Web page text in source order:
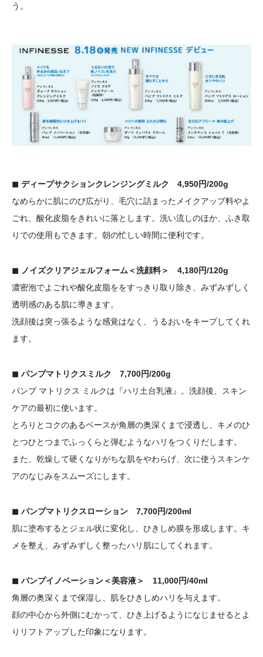
う。
◼︎ ディープサクションクレンジングミルク 4,950円/200g
なめらかに肌にのび広がり、毛穴に詰まったメイクアップ料やよ
ごれ、酸化皮脂をきれいに落とします。洗い流しのほか、ふき取
りでの使用もできます。朝の忙しい時間に便利です。
◼︎ ノイズクリアジェルフォーム＜洗顔料＞ 4,180円/120g
濃密泡でよごれや酸化皮脂ををすっきり取り除き、みずみずしく
透明感のある肌に導きます。
洗顔後は突っ張るような感覚はなく、うるおいをキープしてくれ
ます。
◼︎ パンプマトリクスミルク 7,700円/200g
パンプ マトリクス ミルクは『ハリ土台乳液』。洗顔後、スキン
ケアの最初に使います。
とろりとコクのあるベースが角層の奥深くまで浸透し、キメのひ
とつひとつまでふっくらと弾むようなハリをつくりだします。
また、乾燥して硬くなりがちな肌をやわらげ、次に使うスキンケ
アのなじみをスムーズにします。
◼︎ パンプマトリクスローション 7,700円/200ml
肌に塗布するとジェル状に変化し、ひきしめ膜を形成します。キ
メを整え、みずみずしく整ったハリ肌にしてくれます。
◼︎ パンプイノベーション＜美容液＞ 11,000円/40ml
角層の奥深くまで保湿し、肌をひきしめハリを与えます。
顔の中心から外側にむかって、ひき上げるようになじませるとよ
りリフトアップした印象になります。